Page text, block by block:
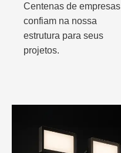
Centenas de empresas
confiam na nossa
estrutura para seus
projetos.